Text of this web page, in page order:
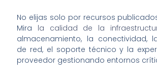
No elijas solo por recursos
Mira la calidad de la
almacenamiento, la conectividad,
de red, el soporte técnico y la
proveedor gestionando entornos